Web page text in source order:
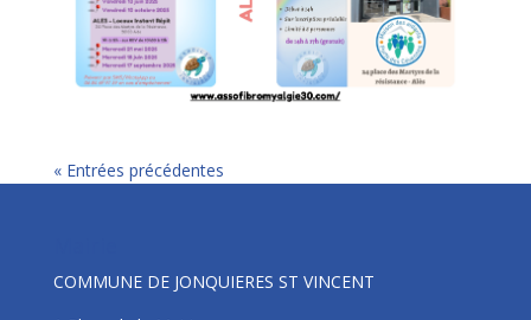
« Entrées précédentes
COMMUNE DE JONQUIERES ST VINCENT